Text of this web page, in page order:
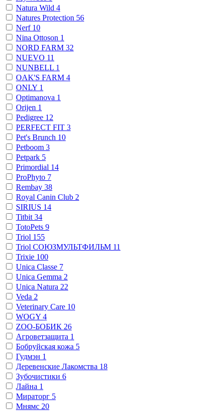
Natura Wild 4
Natures Protection 56
Nerf 10
Nina Ottoson 1
NORD FARM 32
NUEVO 11
NUNBELL 1
OAK'S FARM 4
ONLY 1
Optimanova 1
Orijen 1
Pedigree 12
PERFECT FIT 3
Pet's Brunch 10
Petboom 3
Petpark 5
Primordial 14
ProPhyto 7
Rembay 38
Royal Canin Club 2
SIRIUS 14
Titbit 34
TotoPets 9
Triol 155
Triol СОЮЗМУЛЬТФИЛЬМ 11
Trixie 100
Unica Classe 7
Unica Gemma 2
Unica Natura 22
Veda 2
Veterinary Сare 10
WOGY 4
ZОО-БОБИК 26
Агроветзащита 1
Бобруйская кожа 5
Гудмэн 1
Деревенские Лакомства 18
Зубочистики 6
Лайна 1
Мираторг 5
Мнямс 20